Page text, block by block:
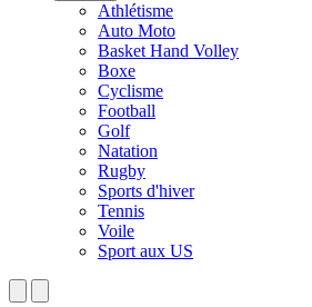
Athlétisme
Auto Moto
Basket Hand Volley
Boxe
Cyclisme
Football
Golf
Natation
Rugby
Sports d'hiver
Tennis
Voile
Sport aux US